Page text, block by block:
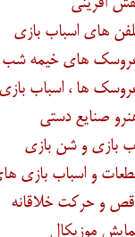
های اسباب بازی
های خیمه شب
ها ، اسباب
صنایع دستی
بازی و شن بازی
و اسباب بازی
و حرکت خلاقانه
موزیکال